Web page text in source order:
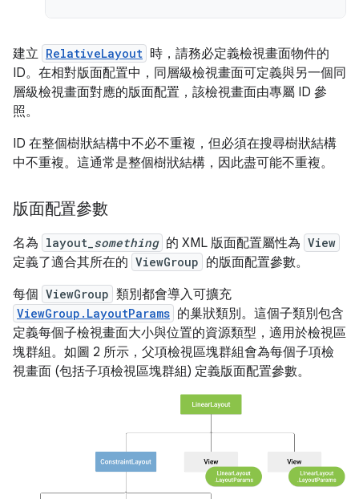
建立 RelativeLayout 時，請務必定義檢視畫面物件的
ID。在相對版面配置中，同層級檢視畫面可定義與另一個同
層級檢視畫面對應的版面配置，該檢視畫面由專屬 ID 參
照。
ID 在整個樹狀結構中不必不重複，但必須在搜尋樹狀結構
中不重複。這通常是整個樹狀結構，因此盡可能不重複。
版面配置參數
名為 layout_ something 的 XML 版面配置屬性為 View
定義了適合其所在的 ViewGroup 的版面配置參數。
每個 ViewGroup 類別都會導入可擴充
ViewGroup.LayoutParams 的巢狀類別。這個子類別包含
定義每個子檢視畫面大小與位置的資源類型，適用於檢視區
塊群組。如圖 2 所示，父項檢視區塊群組會為每個子項檢
視畫面 (包括子項檢視區塊群組) 定義版面配置參數。